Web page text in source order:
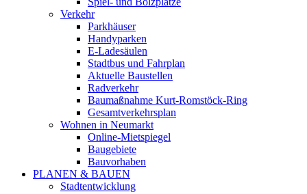
Verkehr
Parkhäuser
Handyparken
E-Ladesäulen
Stadtbus und Fahrplan
Aktuelle Baustellen
Radverkehr
Baumaßnahme Kurt-Romstöck-Ring
Gesamtverkehrsplan
Wohnen in Neumarkt
Online-Mietspiegel
Baugebiete
Bauvorhaben
PLANEN & BAUEN
Stadtentwicklung